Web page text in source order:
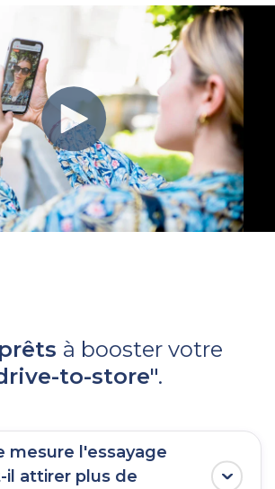
à booster votre
to-store".
mesure l'essayage
il attirer plus de